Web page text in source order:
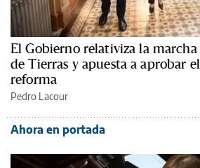
El Gobierno relativiza la
de Tierras y apuesta a aprobar
reforma
Pedro Lacour
Ahora en portada